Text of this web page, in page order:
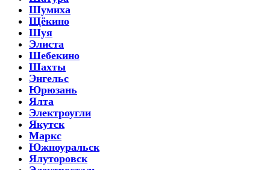
Шумиха
Щёкино
Шуя
Элиста
Шебекино
Шахты
Энгельс
Юрюзань
Ялта
Электроугли
Якутск
Маркс
Южноуральск
Ялуторовск